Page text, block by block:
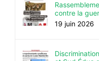
contre la
19 juin 2026